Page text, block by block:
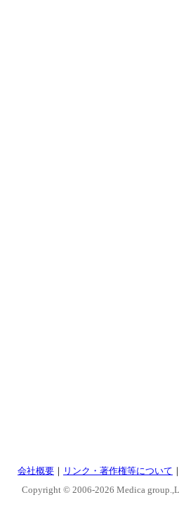
会社概要 ｜ リンク・著作権等について
Copyright © 2006-2026 Medica